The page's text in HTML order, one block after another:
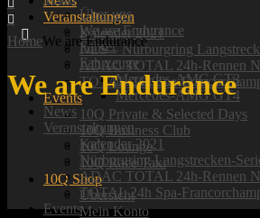
Veranstaltungen
Kalender 2021
NLS – Nürburgring
ADAC TOTAL 24h-Rennen
TOTAL 24h Spa-
Events
10Q Private & Selected Days
10Q Business Club
10Q Lounge
10Q Race Taxi
10Q Shop
Übersicht
Mein Konto
Über uns
We are Endurance
Fahrer
Fahrzeuge
Mercedes-AMG GT3
Mercedes-AMG GT4
News
Veranstaltungen
Kalender 2021
Nürburgring Langstrecken-
ADAC TOTAL 24h-Rennen
TOTAL 24h Spa-
Events
HomeWe are Endurance
We are Endurance